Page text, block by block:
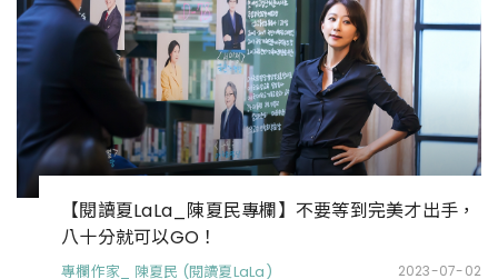
【閱讀夏LaLa_陳夏民專欄】不要等到完美才出手，
八十分就可以GO！
專欄作家_ 陳夏民 (閱讀夏LaLa) 2023-07-02